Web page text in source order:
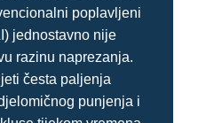
poplavljeni
jednostavno nije
razinu naprezanja.
česta paljenja
punjenja i